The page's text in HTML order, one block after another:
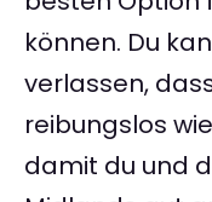
können. Du
verlassen,
reibungslos
damit du und